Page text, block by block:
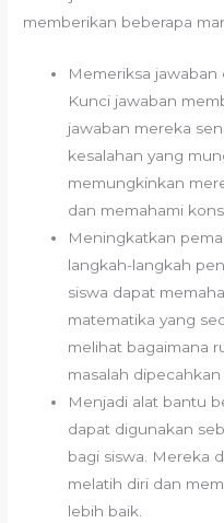
memberikan beberapa
Memeriksa jawaban
Kunci jawaban
jawaban mereka
kesalahan yang
memungkinkan
dan memahami
Meningkatkan
langkah-langkah
siswa dapat
matematika yang
melihat bagaimana
masalah dipecahkan
Menjadi alat bantu
dapat digunakan
bagi siswa. Mereka
melatih diri dan
lebih baik.